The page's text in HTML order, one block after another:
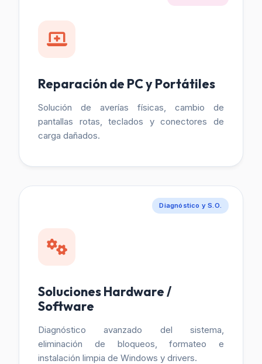
Reparación de PC y Portátiles
Solución de averías físicas, cambio de
pantallas rotas, teclados y conectores de
carga dañados.
Diagnóstico y S.O.
Soluciones Hardware /
Software
Diagnóstico avanzado del sistema,
eliminación de bloqueos, formateo e
instalación limpia de Windows y drivers.